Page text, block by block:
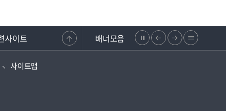
사이트 배너모음
정
지
이
전
다
음
리
스
학교안전지원시스템 강원교육청지부
사이트맵